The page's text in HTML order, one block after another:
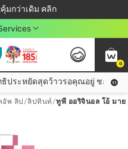
มกว่าเดิม คลิก
ดเพิ่มจุก ๆ 10%! 🎉
อชอป 499฿
คลับดียังไง?
0
มีบัตรสมาชิกวัตสัน คลับรึยัง? สิทธิประหยัดสุดว้าวรอคุณอยู่ ชอปคุ้มกว่าเดิม คลิก!
ประหยัดสุดว้าวรอคุณอยู่ ชอปคุ้มก
อัพ ลิป /ลิปทินท์/ทูพี ออริจินอล โอ้ มา